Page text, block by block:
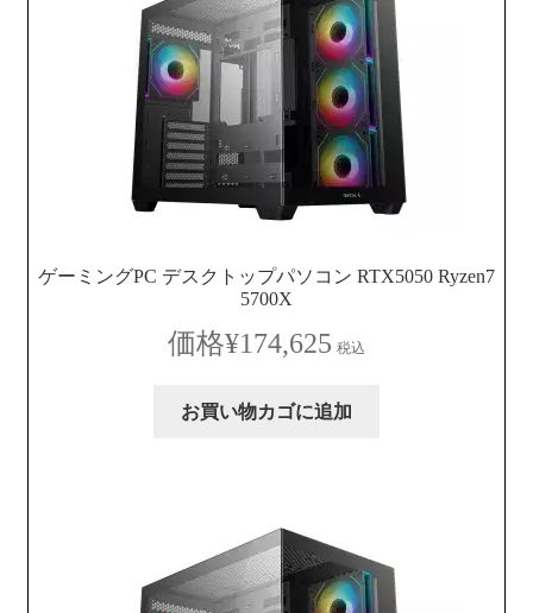
ゲーミングPC デスクトップパソコン RTX5050 Ryzen7
5700X
¥174,625 税込
お買い物カゴに追加